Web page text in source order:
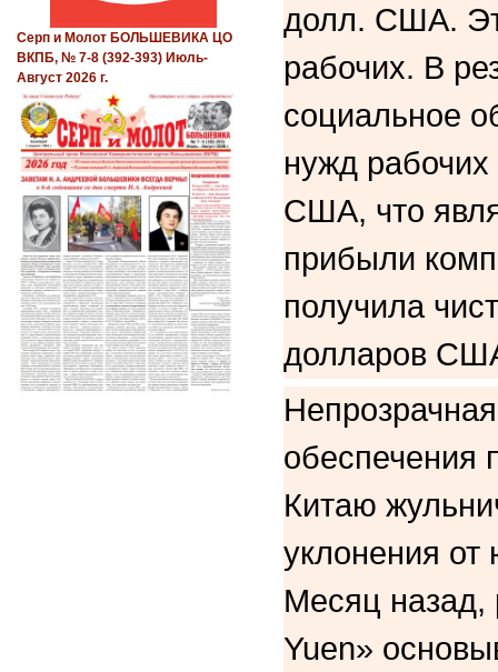
долл. США.
рабочих. В
социальное
нужд
США, что
прибыли
получила
долларов
обеспечения
Китаю
уклонения
Месяц назад,
Yuen»
Серп и Молот БОЛЬШЕВИКА ЦО
ВКПБ, № 7-8 (392-393) Июль-
Август 2026 г.